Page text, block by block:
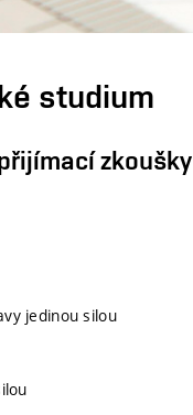
studium
zkoušky
jedinou silou